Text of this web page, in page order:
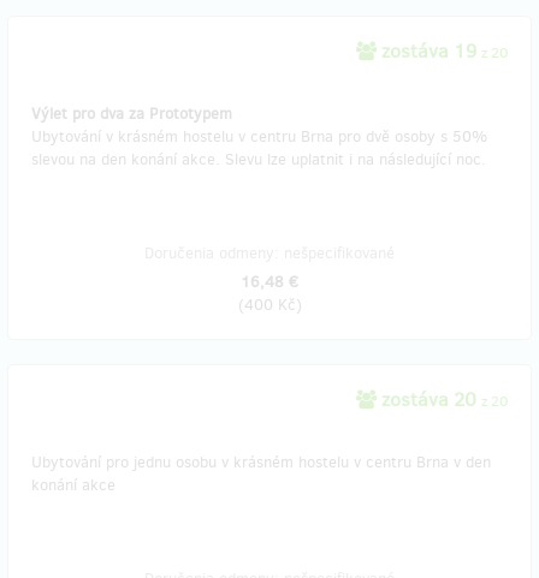
zostáva 19 z 20
Výlet pro dva za Prototypem
Ubytování v krásném hostelu v centru Brna pro dvě osoby s 50%
slevou na den konání akce. Slevu lze uplatnit i na následující noc.
16,48 €
(400 Kč)
zostáva 20 z 20
Ubytování pro jednu osobu v krásném hostelu v centru Brna v den
konání akce